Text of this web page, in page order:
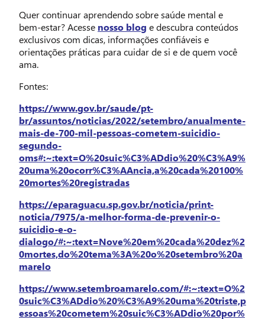
Quer continuar aprendendo sobre saúde mental e
bem-estar? Acesse nosso blog e descubra conteúdos
exclusivos com dicas, informações confiáveis e
orientações práticas para cuidar de si e de quem você
ama.
Fontes:
https://www.gov.br/saude/pt-
br/assuntos/noticias/2022/setembro/anualmente-
mais-de-700-mil-pessoas-cometem-suicidio-
segundo-
oms#:~:text=O%20suic%C3%ADdio%20%C3%A9%
20uma%20ocorr%C3%AAncia,a%20cada%20100%
20mortes%20registradas
https://eparaguacu.sp.gov.br/noticia/print-
noticia/7975/a-melhor-forma-de-prevenir-o-
suicidio-e-o-
dialogo/#:~:text=Nove%20em%20cada%20dez%2
0mortes,do%20tema%3A%20o%20setembro%20a
marelo
https://www.setembroamarelo.com/#:~:text=O%2
0suic%C3%ADdio%20%C3%A9%20uma%20triste,p
essoas%20cometem%20suic%C3%ADdio%20por%